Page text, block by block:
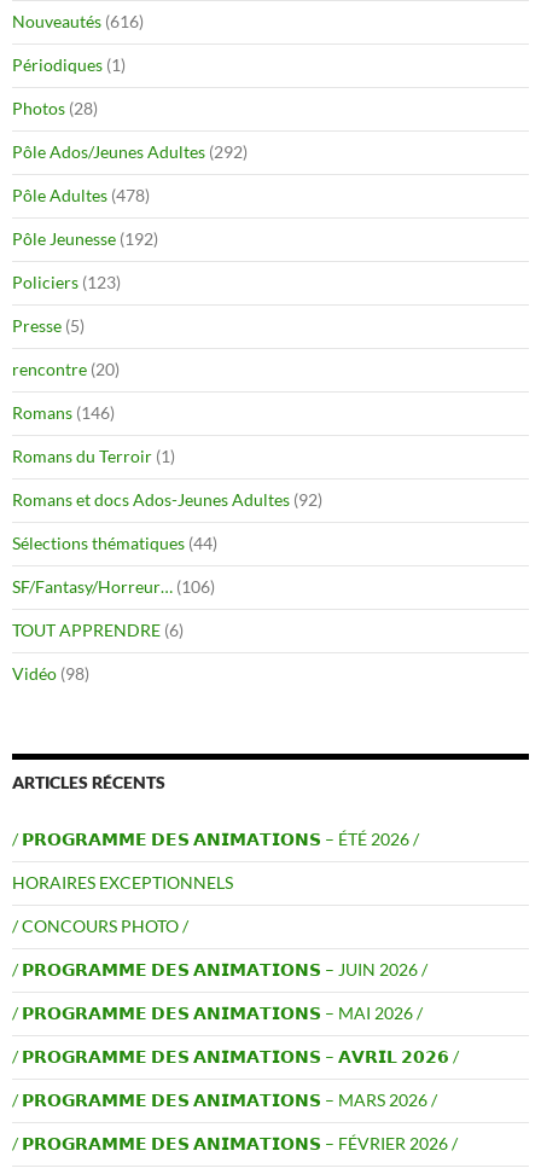
Nouveautés (616)
Périodiques (1)
Photos (28)
Pôle Ados/Jeunes Adultes (292)
Pôle Adultes (478)
Pôle Jeunesse (192)
Policiers (123)
Presse (5)
rencontre (20)
Romans (146)
Romans du Terroir (1)
Romans et docs Ados-Jeunes Adultes (92)
Sélections thématiques (44)
SF/Fantasy/Horreur… (106)
TOUT APPRENDRE (6)
Vidéo (98)
ARTICLES RÉCENTS
/ 𝗣𝗥𝗢𝗚𝗥𝗔𝗠𝗠𝗘 𝗗𝗘𝗦 𝗔𝗡𝗜𝗠𝗔𝗧𝗜𝗢𝗡𝗦 – ÉTÉ 2026 /
HORAIRES EXCEPTIONNELS
/ CONCOURS PHOTO /
/ 𝗣𝗥𝗢𝗚𝗥𝗔𝗠𝗠𝗘 𝗗𝗘𝗦 𝗔𝗡𝗜𝗠𝗔𝗧𝗜𝗢𝗡𝗦 – JUIN 2026 /
/ 𝗣𝗥𝗢𝗚𝗥𝗔𝗠𝗠𝗘 𝗗𝗘𝗦 𝗔𝗡𝗜𝗠𝗔𝗧𝗜𝗢𝗡𝗦 – MAI 2026 /
/ 𝗣𝗥𝗢𝗚𝗥𝗔𝗠𝗠𝗘 𝗗𝗘𝗦 𝗔𝗡𝗜𝗠𝗔𝗧𝗜𝗢𝗡𝗦 – 𝗔𝗩𝗥𝗜𝗟 𝟮𝟬𝟮𝟲 /
/ 𝗣𝗥𝗢𝗚𝗥𝗔𝗠𝗠𝗘 𝗗𝗘𝗦 𝗔𝗡𝗜𝗠𝗔𝗧𝗜𝗢𝗡𝗦 – MARS 2026 /
/ 𝗣𝗥𝗢𝗚𝗥𝗔𝗠𝗠𝗘 𝗗𝗘𝗦 𝗔𝗡𝗜𝗠𝗔𝗧𝗜𝗢𝗡𝗦 – FÉVRIER 2026 /